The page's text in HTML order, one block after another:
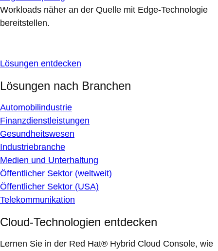
Workloads näher an der Quelle mit Edge-Technologie
bereitstellen.
Lösungen entdecken
Lösungen nach Branchen
Automobilindustrie
Finanzdienstleistungen
Gesundheitswesen
Industriebranche
Medien und Unterhaltung
Öffentlicher Sektor (weltweit)
Öffentlicher Sektor (USA)
Telekommunikation
Cloud-Technologien entdecken
Lernen Sie in der Red Hat® Hybrid Cloud Console, wie